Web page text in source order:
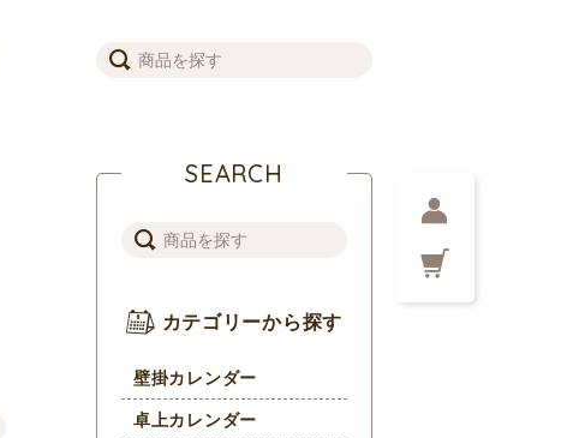
SEARCH
カテゴリーから探す
壁掛カレンダー
卓上カレンダー